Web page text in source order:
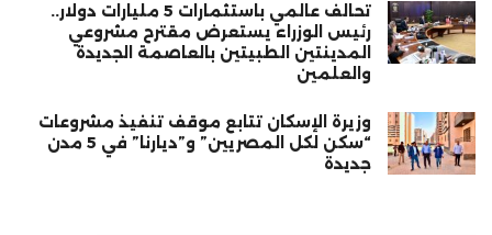
تحالف عالمي باستثمارات 5 مليارات دولار..
رئيس الوزراء يستعرض مقترح مشروعي
المدينتين الطبيتين بالعاصمة الجديدة
والعلمين
وزيرة الإسكان تتابع موقف تنفيذ مشروعات
“سكن لكل المصريين” و”ديارنا” في 5 مدن
جديدة